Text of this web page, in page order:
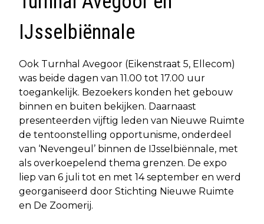
IJsselbiënnale
Ook Turnhal Avegoor (Eikenstraat 5, Ellecom)
was beide dagen van 11.00 tot 17.00 uur
toegankelijk. Bezoekers konden het gebouw
binnen en buiten bekijken. Daarnaast
presenteerden vijftig leden van Nieuwe Ruimte
de tentoonstelling opportunisme, onderdeel
van ‘Nevengeul’ binnen de IJsselbiënnale, met
als overkoepelend thema grenzen. De expo
liep van 6 juli tot en met 14 september en werd
georganiseerd door Stichting Nieuwe Ruimte
en De Zoomerij.